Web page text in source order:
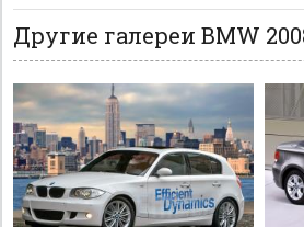
Другие галереи BMW